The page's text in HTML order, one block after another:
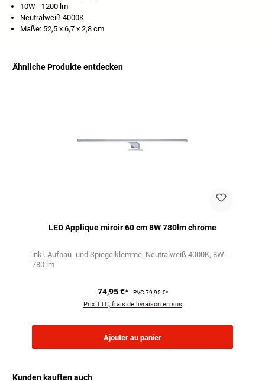
10W - 1200 lm
Neutralweiß 4000K
Maße: 52,5 x 6,7 x 2,8 cm
Ähnliche Produkte entdecken
LED Applique miroir 60 cm 8W 780lm chrome
inkl. Aufbau- und Spiegelklemme Neutralweiß 4000K 8W -
780 lm
74,95 €* PVC79,95 €*
Prix TTC, frais de livraison en sus
Ajouter au panier
Kunden kauften auch